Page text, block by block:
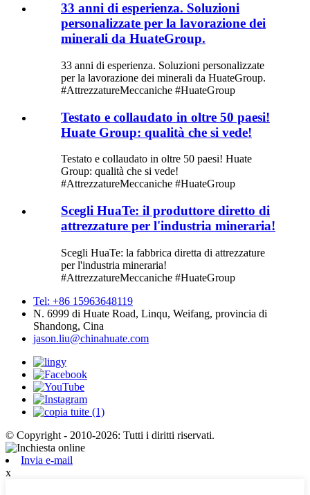
33 anni di esperienza. Soluzioni
personalizzate per la lavorazione dei
minerali da HuateGroup.
33 anni di esperienza. Soluzioni personalizzate
per la lavorazione dei minerali da HuateGroup.
#AttrezzatureMeccaniche #HuateGroup
Testato e collaudato in oltre 50 paesi!
Huate Group: qualità che si vede!
Testato e collaudato in oltre 50 paesi! Huate
Group: qualità che si vede!
#AttrezzatureMeccaniche #HuateGroup
Scegli HuaTe: il produttore diretto di
attrezzature per l'industria mineraria!
Scegli HuaTe: la fabbrica diretta di attrezzature
per l'industria mineraria!
#AttrezzatureMeccaniche #HuateGroup
Tel: +86 15963648119
N. 6999 di Huate Road, Linqu, Weifang, provincia di
Shandong, Cina
jason.liu@chinahuate.com
© Copyright - 2010-2026: Tutti i diritti riservati.
Invia e-mail
x